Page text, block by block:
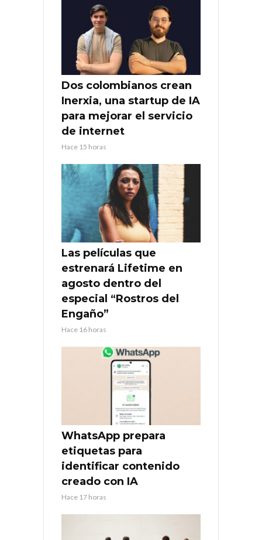
Dos colombianos crean
Inerxia, una startup de IA
para mejorar el servicio
de internet
Hace 15 horas
Las películas que
estrenará Lifetime en
agosto dentro del
especial “Rostros del
Engaño”
Hace 16 horas
WhatsApp prepara
etiquetas para
identificar contenido
creado con IA
Hace 17 horas